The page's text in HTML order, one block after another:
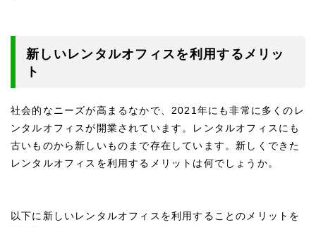
新しいレンタルオフィスを利用するメリッ
ト
社会的なニーズが高まるなかで、2021年にも非常に多くのレ
ンタルオフィスが開業されています。レンタルオフィスにも
古いものから新しいものまで存在しています。新しくできた
レンタルオフィスを利用するメリットは何でしょうか。
以下に新しいレンタルオフィスを利用することのメリットを